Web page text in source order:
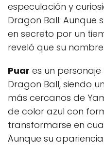
especulación y
Dragon Ball. Aunque
en secreto por un
reveló que su
Puar es un
Dragon Ball, siendo
más cercanos de
de color azul con
transformarse en
Aunque su